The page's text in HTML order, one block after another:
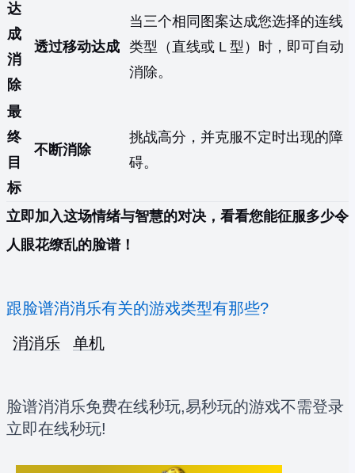
达
成
消
除
透过移动达成
当三个相同图案达成您选择的连线
类型（直线或 L 型）时，即可自动
消除。
最
终
目
标
不断消除
挑战高分，并克服不定时出现的障
碍。
立即加入这场情绪与智慧的对决，看看您能征服多少令
人眼花缭乱的脸谱！
跟脸谱消消乐有关的游戏类型有那些?
消消乐
单机
脸谱消消乐免费在线秒玩,易秒玩的游戏不需登录
立即在线秒玩!